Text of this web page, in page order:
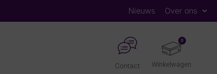
Nieuws Over ons
0
Contact